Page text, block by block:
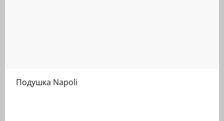
Подушка Napoli